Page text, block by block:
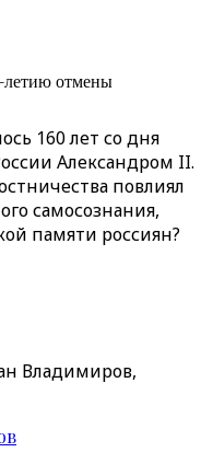
отмены
160 лет со дня
Александром II.
повлиял
самосознания,
памяти россиян?
Владимиров,